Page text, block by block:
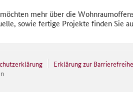
mehr über die
sowie fertige Projekte finden Sie
Erklärung zur